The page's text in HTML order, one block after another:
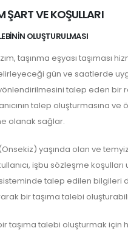
ŞART VE KOŞULLARI
OLUŞTURULMASI
taşınma eşyası taşıması
gün ve saatlerde
talep eden bir
talep oluşturmasına ve
olanak sağlar.
(Onsekiz) yaşında olan ve
işbu sözleşme koşulları
talep edilen bilgileri
bir taşıma talebi
taşıma talebi oluşturmak için